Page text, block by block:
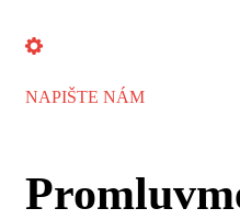
NAPIŠTE NÁM